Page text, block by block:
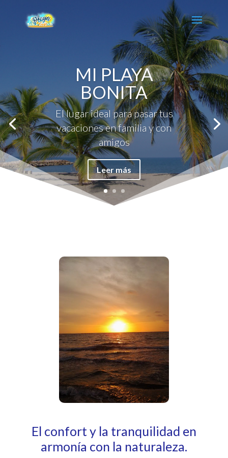
MI PLAYA
BONITA
El lugar ideal para pasar tus
vacaciones en familia y con
amigos
Leer más
El confort y la tranquilidad en
armonía con la naturaleza.